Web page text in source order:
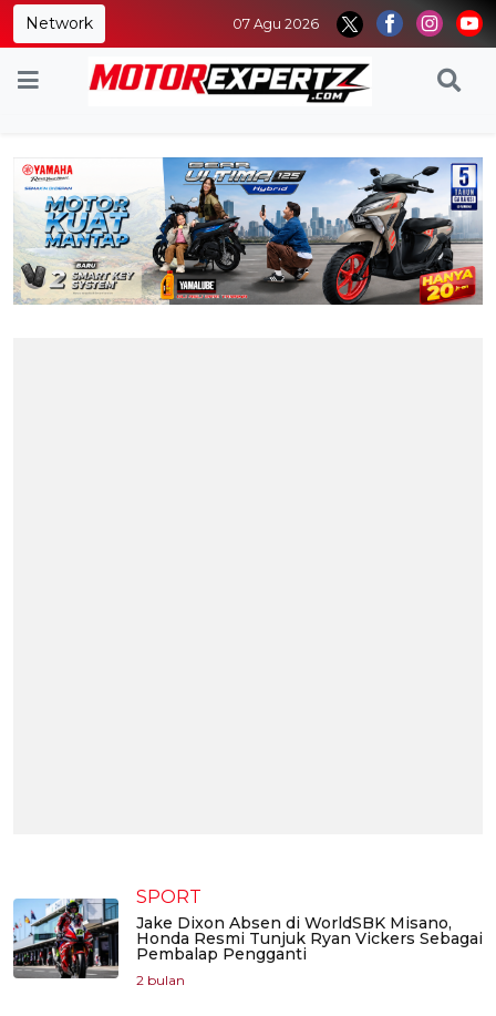
Network 07 Agu 2026
SPORT
Jake Dixon Absen di WorldSBK Misano,
Honda Resmi Tunjuk Ryan Vickers Sebagai
Pembalap Pengganti
2 bulan